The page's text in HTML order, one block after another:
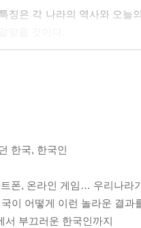
징은 각 나라의 역사와 오늘
한국, 한국인
폰, 온라인 게임… 우리나라
이 어떻게 이런 놀라운 결과
서 부끄러운 한국인까지